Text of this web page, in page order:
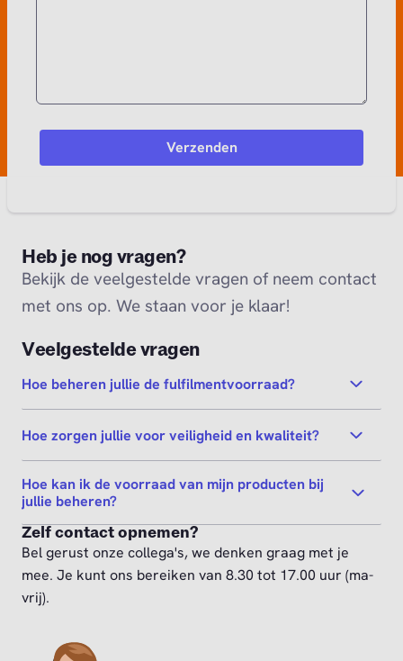
Heb je nog vragen?
Bekijk de veelgestelde vragen of neem contact
met ons op. We staan voor je klaar!
Veelgestelde vragen
Hoe beheren jullie de fulfilmentvoorraad?
Hoe zorgen jullie voor veiligheid en kwaliteit?
Hoe kan ik de voorraad van mijn producten bij
jullie beheren?
Zelf contact opnemen?
Bel gerust onze collega's, we denken graag met je
mee. Je kunt ons bereiken van 8.30 tot 17.00 uur (ma-
vrij).